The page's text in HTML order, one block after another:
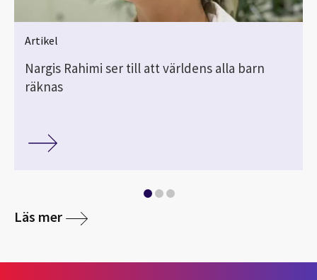
Artikel
Nargis Rahimi ser till att världens alla barn
räknas
Läs mermedia